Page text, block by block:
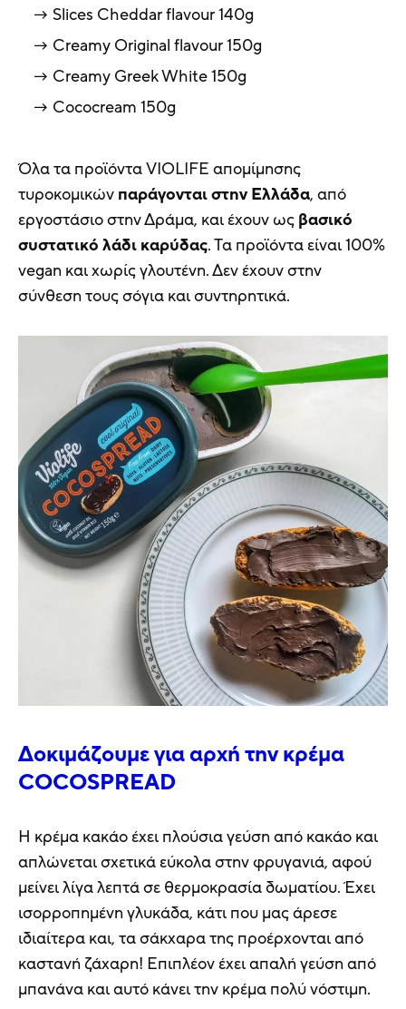
Slices Cheddar flavour 140g
Creamy Original flavour 150g
Creamy Greek White 150g
Cococream 150g
Όλα τα προϊόντα VIOLIFE απομίμησης
τυροκομικών παράγονται στην Ελλάδα, από
εργοστάσιο στην Δράμα, και έχουν ως βασικό
συστατικό λάδι καρύδας. Τα προϊόντα είναι 100%
vegan και χωρίς γλουτένη. Δεν έχουν στην
σύνθεση τους σόγια και συντηρητικά.
Δοκιμάζουμε για αρχή την κρέμα
COCOSPREAD
Η κρέμα κακάο έχει πλούσια γεύση από κακάο και
απλώνεται σχετικά εύκολα στην φρυγανιά, αφού
μείνει λίγα λεπτά σε θερμοκρασία δωματίου. Έχει
ισορροπημένη γλυκάδα, κάτι που μας άρεσε
ιδιαίτερα και, τα σάκχαρα της προέρχονται από
καστανή ζάχαρη! Επιπλέον έχει απαλή γεύση από
μπανάνα και αυτό κάνει την κρέμα πολύ νόστιμη.